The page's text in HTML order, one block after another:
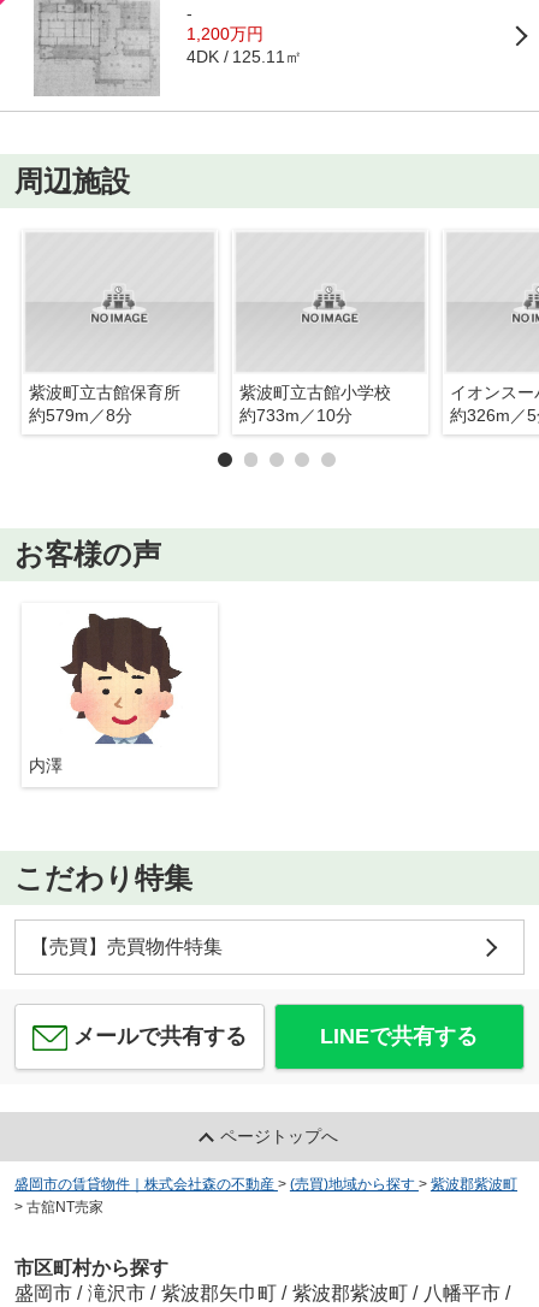
-
1,200万円
4DK 125.11㎡
周辺施設
紫波町立古館保育所
約579m／8分
紫波町立古館小学校
約733m／10分
約326m／
お客様の声
内澤
こだわり特集
【売買】売買物件特集
メールで共有する LINEで共有する
ページトップへ
盛岡市の賃貸物件｜株式会社森の不動産 > (売買)地域から探す > 紫波郡紫波町
> 古舘NT売家
市区町村から探す
盛岡市 / 滝沢市 / 紫波郡矢巾町 / 紫波郡紫波町 / 八幡平市 /